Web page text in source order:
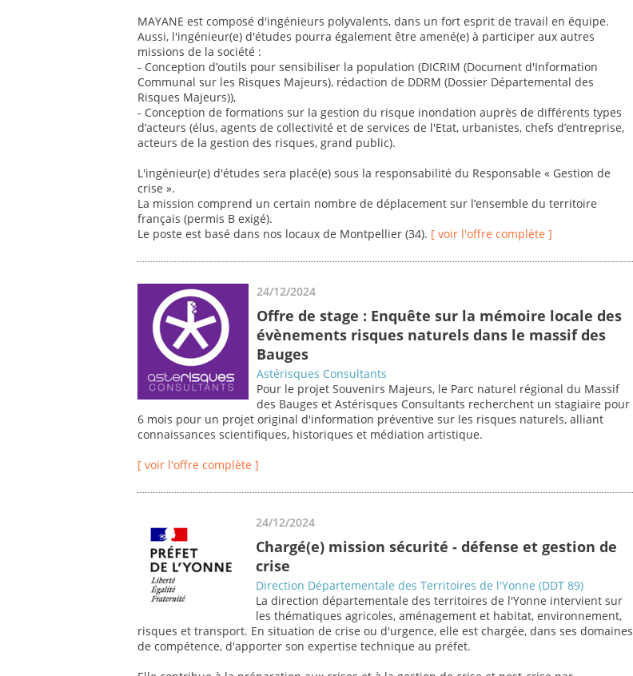
MAYANE est composé d'ingénieurs polyvalents, dans un fort esprit de travail en équipe.
Aussi, l'ingénieur(e) d'études pourra également être amené(e) à participer aux autres
missions de la société :
- Conception d’outils pour sensibiliser la population (DICRIM (Document d'Information
Communal sur les Risques Majeurs), rédaction de DDRM (Dossier Départemental des
Risques Majeurs)),
- Conception de formations sur la gestion du risque inondation auprès de différents types
d’acteurs (élus, agents de collectivité et de services de l'Etat, urbanistes, chefs d’entreprise,
acteurs de la gestion des risques, grand public).
L'ingénieur(e) d'études sera placé(e) sous la responsabilité du Responsable « Gestion de
crise ».
La mission comprend un certain nombre de déplacement sur l’ensemble du territoire
français (permis B exigé).
Le poste est basé dans nos locaux de Montpellier (34). [ voir l'offre complète ]
24/12/2024
Offre de stage : Enquête sur la mémoire locale des
évènements risques naturels dans le massif des
Bauges
Astérisques Consultants
Pour le projet Souvenirs Majeurs, le Parc naturel régional du Massif
des Bauges et Astérisques Consultants recherchent un stagiaire pour
6 mois pour un projet original d'information préventive sur les risques naturels, alliant
connaissances scientifiques, historiques et médiation artistique.
[ voir l'offre complète ]
24/12/2024
Chargé(e) mission sécurité - défense et gestion de
crise
Direction Départementale des Territoires de l'Yonne (DDT 89)
La direction départementale des territoires de l'Yonne intervient sur
les thématiques agricoles, aménagement et habitat, environnement,
risques et transport. En situation de crise ou d'urgence, elle est chargée, dans ses domaines
de compétence, d'apporter son expertise technique au préfet.